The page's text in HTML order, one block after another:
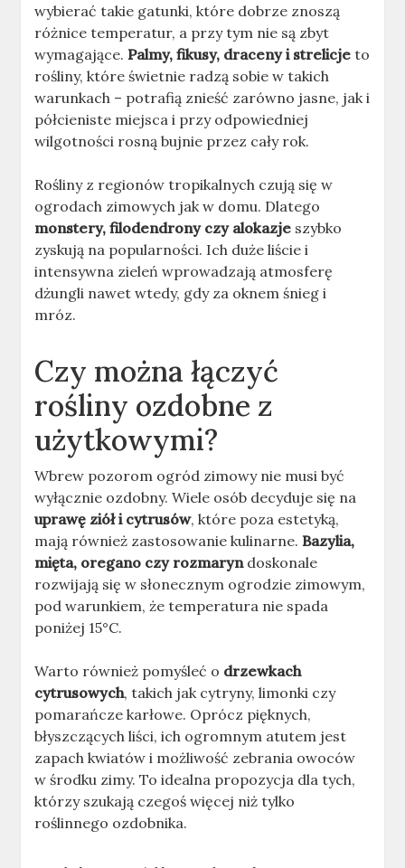
wybierać takie gatunki, które dobrze znoszą
różnice temperatur, a przy tym nie są zbyt
wymagające.Palmy, fikusy, draceny i strelicje to
rośliny, które świetnie radzą sobie w takich
warunkach – potrafią znieść zarówno jasne, jak i
półcieniste miejsca i przy odpowiedniej
wilgotności rosną bujnie przez cały rok.
Rośliny z regionów tropikalnych czują się w
ogrodach zimowych jak w domu. Dlatego
monstery, filodendrony czy alokazje szybko
zyskują na popularności. Ich duże liście i
intensywna zieleń wprowadzają atmosferę
dżungli nawet wtedy, gdy za oknem śnieg i
mróz.
Czy można łączyć
rośliny ozdobne z
użytkowymi?
Wbrew pozorom ogród zimowy nie musi być
wyłącznie ozdobny. Wiele osób decyduje się na
uprawę ziół i cytrusów, które poza estetyką,
mają również zastosowanie kulinarne.Bazylia,
mięta, oregano czy rozmaryndoskonale
rozwijają się w słonecznym ogrodzie zimowym,
pod warunkiem, że temperatura nie spada
poniżej 15°C.
Warto również pomyśleć o drzewkach
cytrusowych, takich jak cytryny, limonki czy
pomarańcze karłowe. Oprócz pięknych,
błyszczących liści, ich ogromnym atutem jest
zapach kwiatów i możliwość zebrania owoców
w środku zimy. To idealna propozycja dla tych,
którzy szukają czegoś więcej niż tylko
roślinnego ozdobnika.